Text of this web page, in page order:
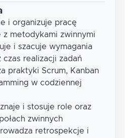
i organizuje pracę
z metodykami zwinnymi
i szacuje wymagania
realizacji zadań
praktyki Scrum, Kanban
w codziennej
i stosuje role oraz
zwinnych
retrospekcje i